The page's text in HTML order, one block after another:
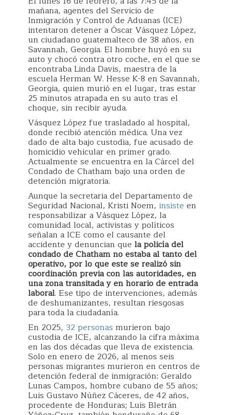
mañana, agentes del Servicio de
Inmigración y Control de Aduanas (ICE)
intentaron detener a Óscar Vásquez López,
un ciudadano guatemalteco de 38 años, en
Savannah, Georgia. El hombre huyó en su
auto y chocó contra otro coche, en el que se
encontraba Linda Davis, maestra de la
escuela Herman W. Hesse K-8 en Savannah,
Georgia, quien murió en el lugar, tras estar
25 minutos atrapada en su auto tras el
choque, sin recibir ayuda.
Vásquez López fue trasladado al hospital,
donde recibió atención médica. Una vez
dado de alta bajo custodia, fue acusado de
homicidio vehicular en primer grado.
Actualmente se encuentra en la Cárcel del
Condado de Chatham bajo una orden de
detención migratoria.
Aunque la secretaria del Departamento de
Seguridad Nacional, Kristi Noem, insiste en
responsabilizar a Vásquez López, la
comunidad local, activistas y políticos
señalan a ICE como el causante del
accidente y denuncian que la policía del
condado de Chatham no estaba al tanto del
operativo, por lo que este se realizó sin
coordinación previa con las autoridades, en
una zona transitada y en horario de entrada
laboral. Ese tipo de intervenciones, además
de deshumanizantes, resultan riesgosas
para toda la ciudadanía.
En 2025, 32 personas murieron bajo
custodia de ICE, alcanzando la cifra máxima
en las dos décadas que lleva de existencia.
Solo en enero de 2026, al menos seis
personas migrantes murieron en centros de
detención federal de inmigración: Geraldo
Lunas Campos, hombre cubano de 55 años;
Luis Gustavo Núñez Cáceres, de 42 años,
procedente de Honduras; Luis Bletrán